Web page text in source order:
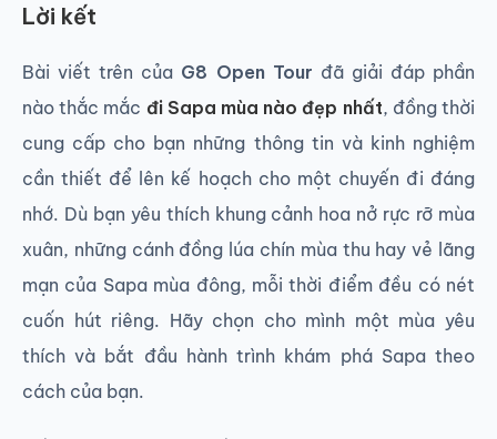
Lời kết
Bài viết trên của G8 Open Tour đã giải đáp phần
nào thắc mắc đi Sapa mùa nào đẹp nhất, đồng thời
cung cấp cho bạn những thông tin và kinh nghiệm
cần thiết để lên kế hoạch cho một chuyến đi đáng
nhớ. Dù bạn yêu thích khung cảnh hoa nở rực rỡ mùa
xuân, những cánh đồng lúa chín mùa thu hay vẻ lãng
mạn của Sapa mùa đông, mỗi thời điểm đều có nét
cuốn hút riêng. Hãy chọn cho mình một mùa yêu
thích và bắt đầu hành trình khám phá Sapa theo
cách của bạn.